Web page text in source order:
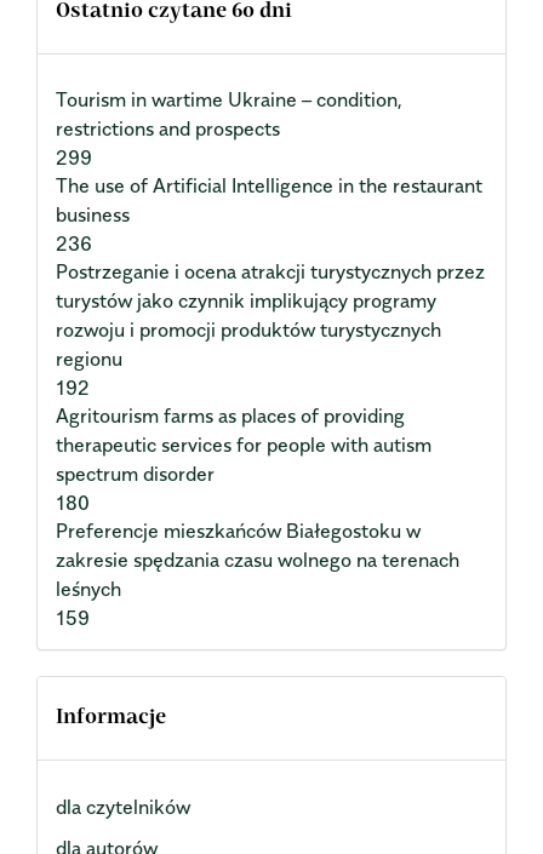
Ostatnio czytane 60 dni
Tourism in wartime Ukraine – condition,
restrictions and prospects
299
The use of Artificial Intelligence in the restaurant
business
236
Postrzeganie i ocena atrakcji turystycznych przez
turystów jako czynnik implikujący programy
rozwoju i promocji produktów turystycznych
regionu
192
Agritourism farms as places of providing
therapeutic services for people with autism
spectrum disorder
180
Preferencje mieszkańców Białegostoku w
zakresie spędzania czasu wolnego na terenach
leśnych
159
Informacje
dla czytelników
dla autorów